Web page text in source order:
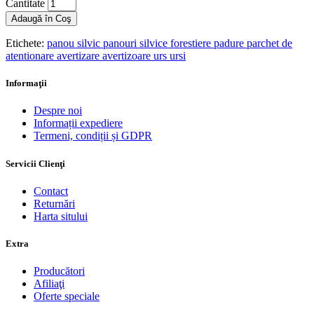
Cantitate
Adaugă în Coş
Etichete: panou silvic panouri silvice forestiere padure parchet de
atentionare avertizare avertizoare urs ursi
Informaţii
Despre noi
Informații expediere
Termeni, condiții și GDPR
Servicii Clienţi
Contact
Returnări
Harta sitului
Extra
Producători
Afiliaţi
Oferte speciale